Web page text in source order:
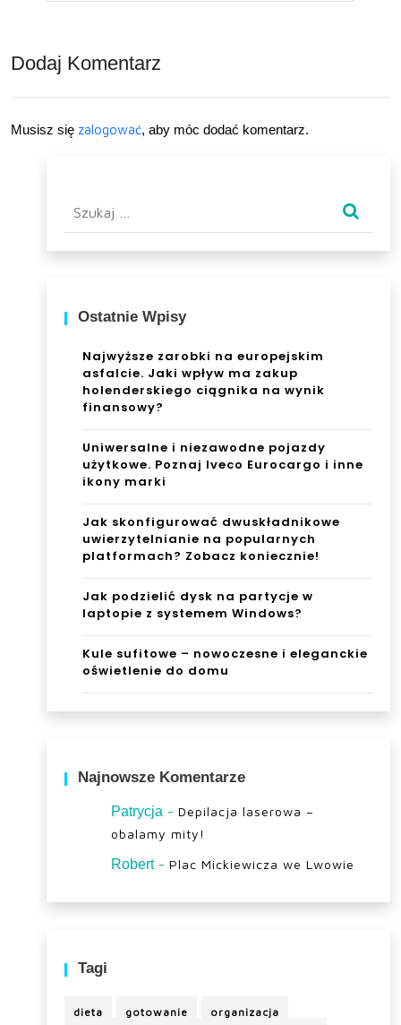
Dodaj Komentarz
Musisz się zalogować, aby móc dodać komentarz.
Ostatnie Wpisy
Najwyższe zarobki na europejskim
asfalcie. Jaki wpływ ma zakup
holenderskiego ciągnika na wynik
finansowy?
Uniwersalne i niezawodne pojazdy
użytkowe. Poznaj Iveco Eurocargo i inne
ikony marki
Jak skonfigurować dwuskładnikowe
uwierzytelnianie na popularnych
platformach? Zobacz koniecznie!
Jak podzielić dysk na partycje w
laptopie z systemem Windows?
Kule sufitowe – nowoczesne i eleganckie
oświetlenie do domu
Najnowsze Komentarze
Patrycja - Depilacja laserowa –
obalamy mity!
Robert- Plac Mickiewicza we Lwowie
Tagi
dieta gotowanie
organizacja